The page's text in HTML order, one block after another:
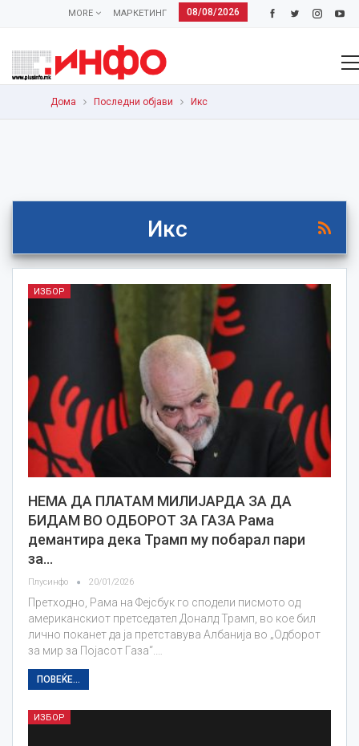
08/08/2026
МАРКЕТИНГ
MORE
Дома Последни објави Икс
Икс
ИЗБОР
НЕМА ДА ПЛАТАМ МИЛИЈАРДА ЗА ДА
БИДАМ ВО ОДБОРОТ ЗА ГАЗА Рама
демантира дека Трамп му побарал пари
за…
Плусинфо 20/01/2026
Претходно, Рама на Фејсбук го сподели писмото од
американскиот претседател Доналд Трамп, во кое бил
лично поканет да ја претставува Албанија во „Одборот
за мир за Појасот Газа“.…
ПОВЕЌЕ...
ИЗБОР